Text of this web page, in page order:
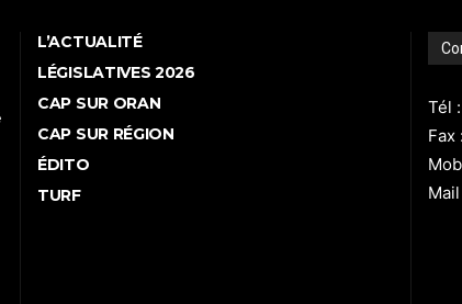
L’ACTUALITÉ
LÉGISLATIVES 2026
CAP SUR ORAN
CAP SUR RÉGION
ÉDITO
TURF
Tél
Fax